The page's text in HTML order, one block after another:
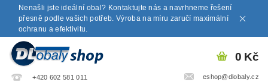
Nenašli jste ideální obal? Kontaktujte nás a navrhneme řešení
přesně podle vašich potřeb. Výroba na míru zaručí maximální
ochranu a efektivitu.
+420 602 581 011 eshop@dlobaly.cz
0 Kč